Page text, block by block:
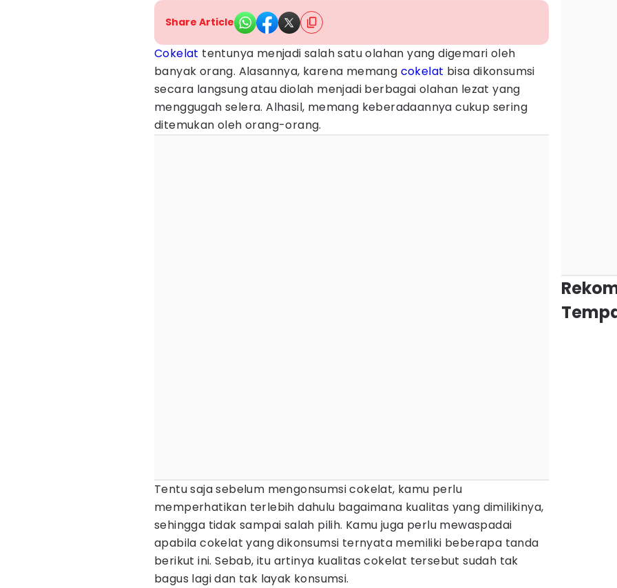
Share Article
Cokelat tentunya menjadi salah satu olahan yang digemari oleh
banyak orang. Alasannya, karena memang cokelat bisa dikonsumsi
secara langsung atau diolah menjadi berbagai olahan lezat yang
menggugah selera. Alhasil, memang keberadaannya cukup sering
ditemukan oleh orang-orang.
Tentu saja sebelum mengonsumsi cokelat, kamu perlu
memperhatikan terlebih dahulu bagaimana kualitas yang dimilikinya,
sehingga tidak sampai salah pilih. Kamu juga perlu mewaspadai
apabila cokelat yang dikonsumsi ternyata memiliki beberapa tanda
berikut ini. Sebab, itu artinya kualitas cokelat tersebut sudah tak
bagus lagi dan tak layak konsumsi.